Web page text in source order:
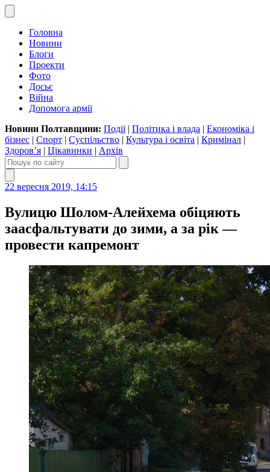
Головна
Новини
Блоги
Проекти
Фото
Досьє
Війна
Допомога армії
Новини Полтавщини: Події| Політика і влада | Економіка і
бізнес | Спорт | Суспільство | Культура і освіта | Кримінал |
Здоров’я | Цікавинки | Архів
22 вересня 2019, 14:15
Вулицю Шолом-Алейхема обіцяють
заасфальтувати до зими, а за рік —
провести капремонт